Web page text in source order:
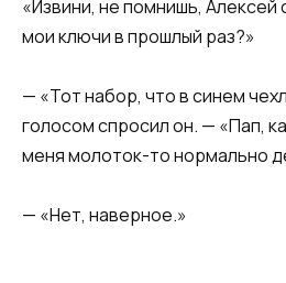
«Извини, не помнишь, Алексей
мои ключи в прошлый раз?»
— «Тот набор, что в синем
голосом спросил он. — «Пап,
меня молоток-то нормально
— «Нет, наверное.»